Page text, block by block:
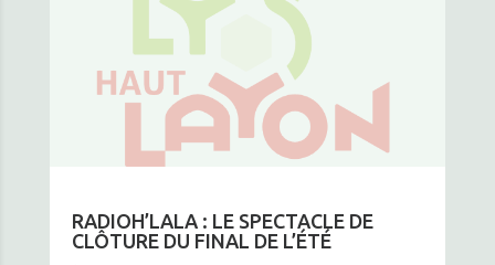
RADIOH’LALA : LE SPECTACLE DE
CLÔTURE DU FINAL DE L’ÉTÉ